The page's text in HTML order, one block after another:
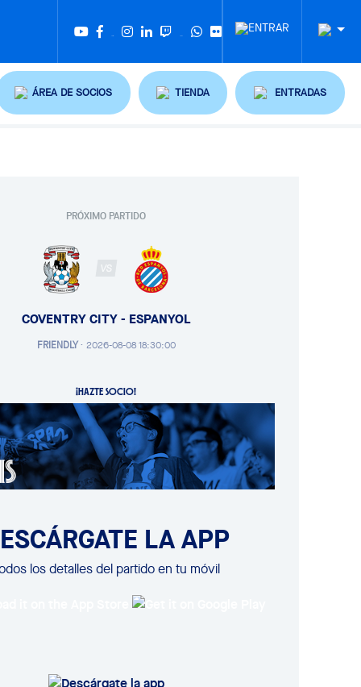
ÁREA DE SOCIOS TIENDA ENTRADAS
PRÓXIMO PARTIDO
VS
COVENTRY CITY - ESPANYOL
FRIENDLY· 2026-08-08 18:30:00
¡HAZTE SOCIO!
LA APP
los detalles del partido en tu móvil